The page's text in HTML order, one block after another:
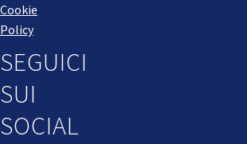
Cookie
Policy
SEGUICI
SUI
SOCIAL